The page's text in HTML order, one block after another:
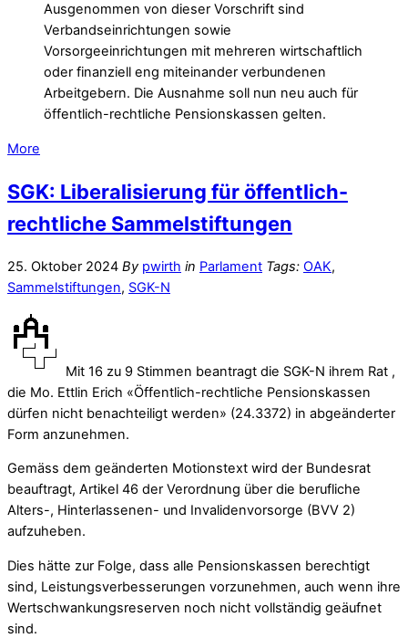
Ausgenommen von dieser Vorschrift sind
Verbandseinrichtungen sowie
Vorsorgeeinrichtungen mit mehreren wirtschaftlich
oder finanziell eng miteinander verbundenen
Arbeitgebern. Die Ausnahme soll nun neu auch für
öffentlich-rechtliche Pensionskassen gelten.
More
SGK: Liberalisierung für öffentlich-
rechtliche Sammelstiftungen
25. Oktober 2024 By pwirth in Parlament Tags: OAK,
Sammelstiftungen, SGK-N
Mit 16 zu 9 Stimmen beantragt die SGK-N ihrem Rat ,
die Mo. Ettlin Erich «Öffentlich-rechtliche Pensionskassen
dürfen nicht benachteiligt werden» (24.3372) in abgeänderter
Form anzunehmen.
Gemäss dem geänderten Motionstext wird der Bundesrat
beauftragt, Artikel 46 der Verordnung über die berufliche
Alters-, Hinterlassenen- und Invalidenvorsorge (BVV 2)
aufzuheben.
Dies hätte zur Folge, dass alle Pensionskassen berechtigt
sind, Leistungsverbesserungen vorzunehmen, auch wenn ihre
Wertschwankungsreserven noch nicht vollständig geäufnet
sind.